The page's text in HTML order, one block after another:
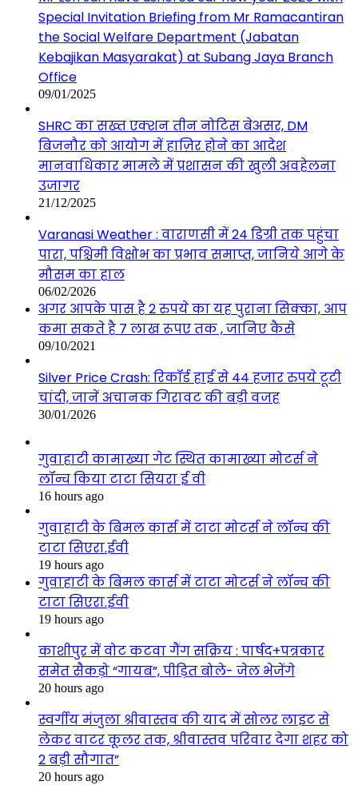
Special Invitation Briefing from Mr Ramacantiran
the Social Welfare Department (Jabatan
Kebajikan Masyarakat) at Subang Jaya Branch
Office
09/01/2025
SHRC का सख्त एक्शन तीन नोटिस बेअसर, DM
बिजनौर को आयोग में हाज़िर होने का आदेश
मानवाधिकार मामले में प्रशासन की खुली अवहेलना
उजागर
21/12/2025
Varanasi Weather : वाराणसी में 24 डिग्री तक पहुंचा
पारा, पश्चिमी विक्षोभ का प्रभाव समाप्त, जानिये आगे के
मौसम का हाल
06/02/2026
अगर आपके पास है 2 रुपये का यह पुराना सिक्का, आप
कमा सकते है 7 लाख रूपए तक , जानिए कैसे
09/10/2021
Silver Price Crash: रिकॉर्ड हाई से 44 हजार रुपये टूटी
चांदी, जानें अचानक गिरावट की बड़ी वजह
30/01/2026
गुवाहाटी कामाख्या गेट स्थित कामाख्या मोटर्स ने
लॉन्च किया टाटा सियरा ई वी
16 hours ago
गुवाहाटी के बिमल कार्स में टाटा मोटर्स ने लॉन्च की
टाटा सिएरा.ईवी
19 hours ago
गुवाहाटी के बिमल कार्स में टाटा मोटर्स ने लॉन्च की
टाटा सिएरा.ईवी
19 hours ago
काशीपुर में वोट कटवा गैंग सक्रिय : पार्षद+पत्रकार
समेत सैकड़ो “गायब”, पीड़ित बोले- जेल भेजेंगे
20 hours ago
स्वर्गीय मंजुला श्रीवास्तव की याद में सोलर लाइट से
लेकर वाटर कूलर तक, श्रीवास्तव परिवार देगा शहर को
2 बड़ी सौगात”
20 hours ago